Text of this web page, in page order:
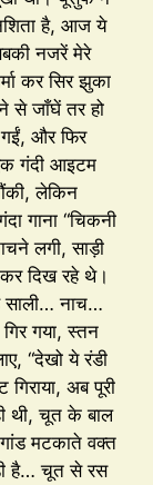
है, आज ये
नजरें मेरे
कर सिर झुका
से जाँघें तर हो
और फिर
गंदी आइटम
लेकिन
गाना “चिकनी
लगी, साड़ी
दिख रहे थे।
साली… नाच…
गया, स्तन
“देखो ये रंडी
अब पूरी
थी, चूत के बाल
मटकाते वक्त
है… चूत से रस